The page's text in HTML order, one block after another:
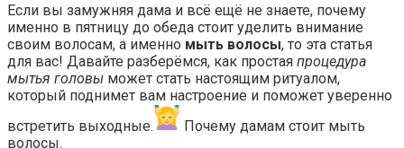
Если вы замужняя дама и всё ещё не знаете, почему
именно в пятницу до обеда стоит уделить внимание
своим волосам, а именно мыть волосы, то эта статья
для вас! Давайте разберёмся, как простая процедура
мытья головы может стать настоящим ритуалом,
который поднимет вам настроение и поможет уверенно
встретить выходные.
Почему дамам стоит мыть
волосы.